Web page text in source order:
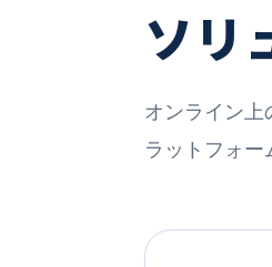
ソリ
オンライン
ラットフォー